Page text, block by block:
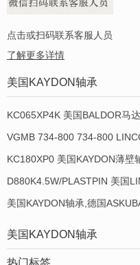
点击或扫码联系客服人员
了解更多详情
美国KAYDON轴承
KC065XP4K 美国BALDOR马
KC180XP0 美国KAYDON薄壁
D880K4.5W/PLASTPIN 美国
美国KAYDON轴承,德国
美国KAYDON轴承
热门标签